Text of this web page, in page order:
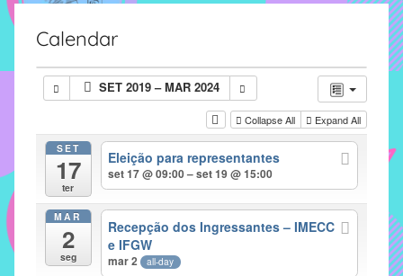
formado
alunas,
funcionárias
IMECC
tem
como
atribuição
implementar
Calendar
SET 2019 – MAR 2024
Collapse All Expand All
SET
17
ter
Eleição para representantes
set 17 @ 09:00 – set 19 @ 15:00
MAR
2
seg
Recepção dos Ingressantes – IMECC
e IFGW
mar 2 all-day